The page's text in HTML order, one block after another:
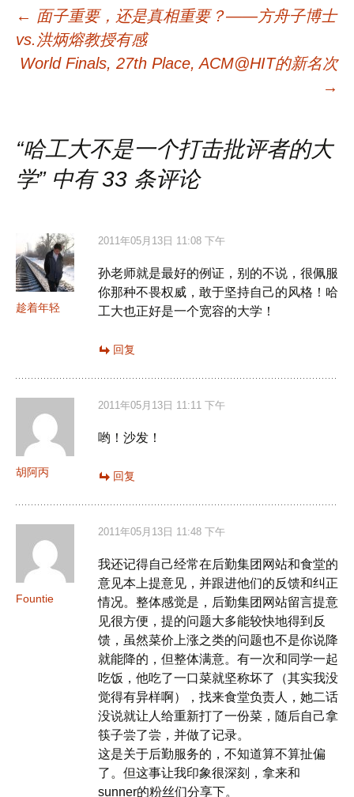
文
章
航
← 面子重要，还是真相重要？——方舟子博士
vs.洪炳熔教授有感
World Finals, 27th Place, ACM@HIT的新名次
→
“哈工大不是一个打击批评者的大
学” 中有 33 条评论
趁着年轻
2011年05月13日 11:08 下午
孙老师就是最好的例证，别的不说，很佩服
你那种不畏权威，敢于坚持自己的风格！哈
工大也正好是一个宽容的大学！
回复
胡阿丙
2011年05月13日 11:11 下午
哟！沙发！
回复
Fountie
2011年05月13日 11:48 下午
我还记得自己经常在后勤集团网站和食堂的
意见本上提意见，并跟进他们的反馈和纠正
情况。整体感觉是，后勤集团网站留言提意
见很方便，提的问题大多能较快地得到反
馈，虽然菜价上涨之类的问题也不是你说降
就能降的，但整体满意。有一次和同学一起
吃饭，他吃了一口菜就坚称坏了（其实我没
觉得有异样啊），找来食堂负责人，她二话
没说就让人给重新打了一份菜，随后自己拿
筷子尝了尝，并做了记录。
这是关于后勤服务的，不知道算不算扯偏
了。但这事让我印象很深刻，拿来和
sunner的粉丝们分享下。